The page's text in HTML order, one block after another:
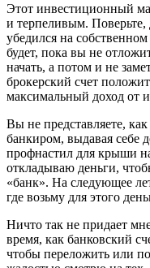
Этот инвестиционный
и терпеливым.
убедился на
будет, пока вы не
начать, а потом и не
брокерский счет
максимальный доход от
Вы не представляете,
банкиром, выдавая себе
профнастил для крыши
откладываю деньги,
«банк». На следующее
где возьму для этого
Ничто так не придает
время, как банковский
чтобы переложить или